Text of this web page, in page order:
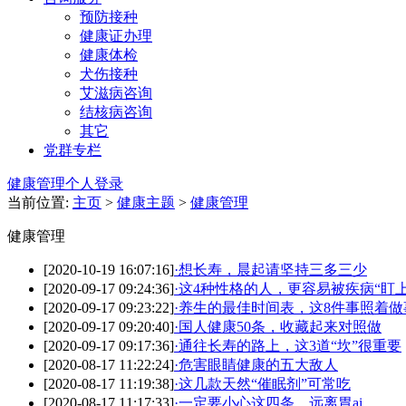
预防接种
健康证办理
健康体检
犬伤接种
艾滋病咨询
结核病咨询
其它
党群专栏
健康管理个人登录
当前位置: 主页 > 健康主题 > 健康管理
健康管理
[2020-10-19 16:07:16]·想长寿，晨起请坚持三多三少
[2020-09-17 09:24:36]·这4种性格的人，更容易被疾病“盯
[2020-09-17 09:23:22]·养生的最佳时间表，这8件事照着
[2020-09-17 09:20:40]·国人健康50条，收藏起来对照做
[2020-09-17 09:17:36]·通往长寿的路上，这3道“坎”很重要
[2020-08-17 11:22:24]·危害眼睛健康的五大敌人
[2020-08-17 11:19:38]·这几款天然“催眠剂”可常吃
[2020-08-17 11:17:33]·一定要小心这四条，远离胃ai